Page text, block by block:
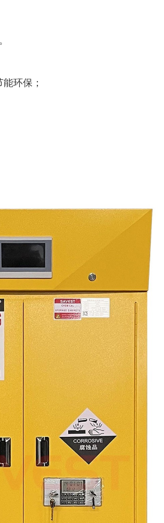
环保；